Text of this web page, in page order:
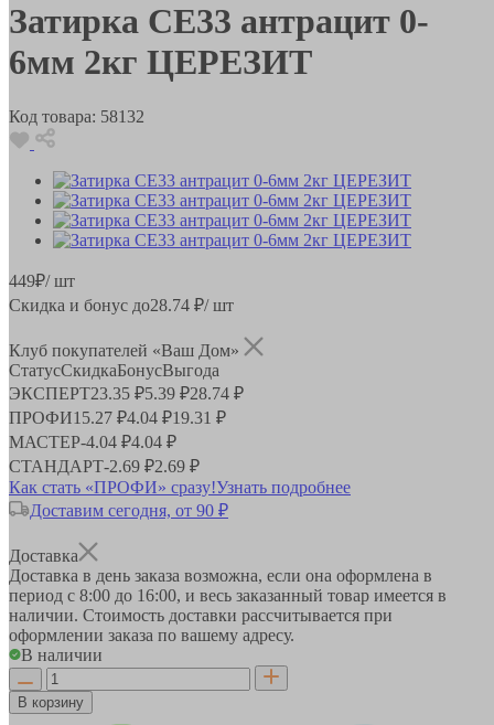
Затирка СЕ33 антрацит 0-
6мм 2кг ЦЕРЕЗИТ
Код товара: 58132
449₽/ шт
Скидка и бонус до28.74 ₽/ шт
Клуб покупателей «Ваш Дом»
СтатусСкидкаБонусВыгода
ЭКСПЕРТ23.35 ₽5.39 ₽28.74 ₽
ПРОФИ15.27 ₽4.04 ₽19.31 ₽
МАСТЕР-4.04 ₽4.04 ₽
СТАНДАРТ-2.69 ₽2.69 ₽
Как стать «ПРОФИ» сразу!Узнать подробнее
Доставим сегодня, от 90 ₽
Доставка
Доставка в день заказа возможна, если она оформлена в
период с 8:00 до 16:00, и весь заказанный товар имеется в
наличии. Стоимость доставки рассчитывается при
оформлении заказа по вашему адресу.
В наличии
В корзину